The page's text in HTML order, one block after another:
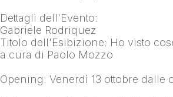
Dettagli dell'Evento:
Gabriele Rodriquez
Titolo dell'Esibizione: Ho visto
a cura di Paolo Mozzo
Opening: Venerdì 13 ottobre dalle